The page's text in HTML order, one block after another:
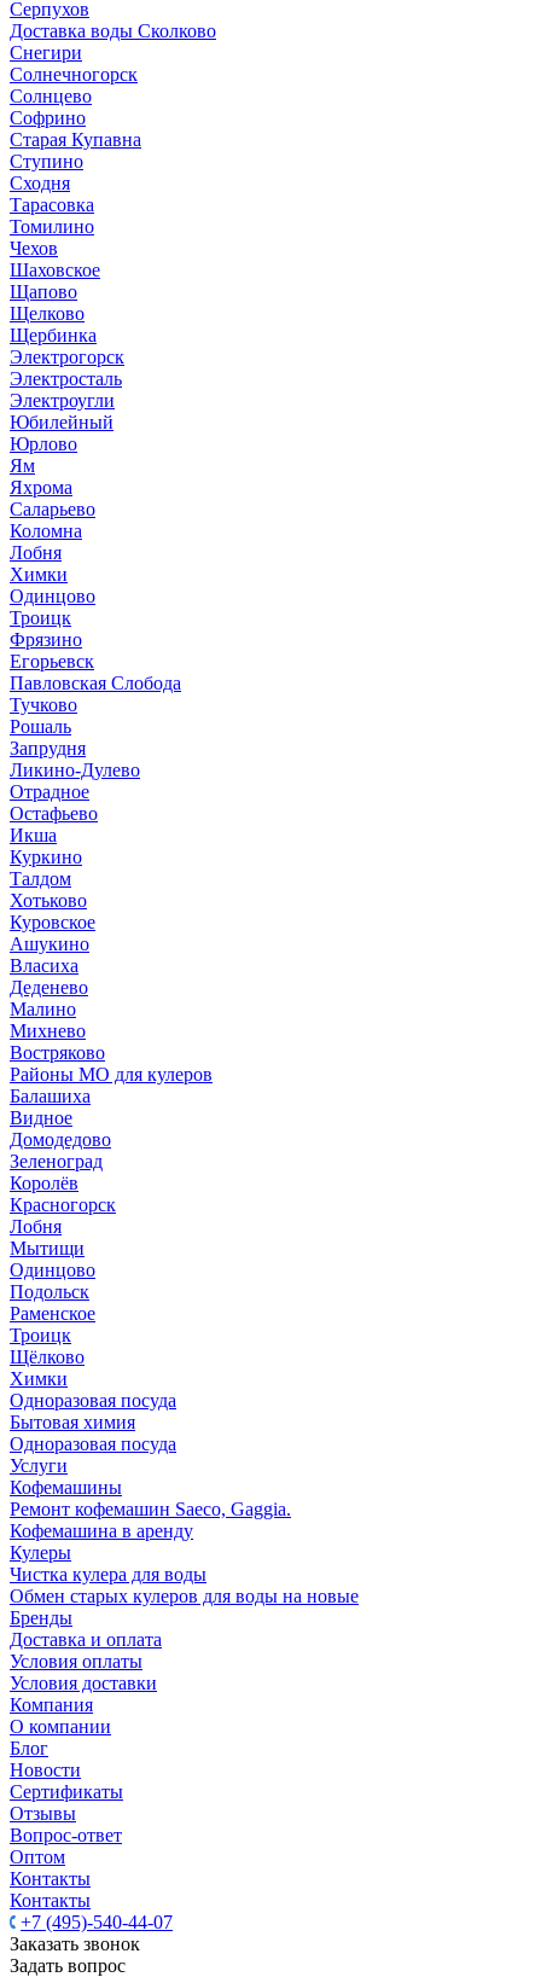
Серпухов
Доставка воды Сколково
Снегири
Солнечногорск
Солнцево
Софрино
Старая Купавна
Ступино
Сходня
Тарасовка
Томилино
Чехов
Шаховское
Щапово
Щелково
Щербинка
Электрогорск
Электросталь
Электроугли
Юбилейный
Юрлово
Ям
Яхрома
Саларьево
Коломна
Лобня
Химки
Одинцово
Троицк
Фрязино
Егорьевск
Павловская Слобода
Тучково
Рошаль
Запрудня
Ликино-Дулево
Отрадное
Остафьево
Икша
Куркино
Талдом
Хотьково
Куровское
Ашукино
Власиха
Деденево
Малино
Михнево
Востряково
Районы МО для кулеров
Балашиха
Видное
Домодедово
Зеленоград
Королёв
Красногорск
Лобня
Мытищи
Одинцово
Подольск
Раменское
Троицк
Щёлково
Химки
Одноразовая посуда
Бытовая химия
Одноразовая посуда
Услуги
Кофемашины
Ремонт кофемашин Saeco, Gaggia.
Кофемашина в аренду
Кулеры
Чистка кулера для воды
Обмен старых кулеров для воды на новые
Бренды
Доставка и оплата
Условия оплаты
Условия доставки
Компания
О компании
Блог
Новости
Сертификаты
Отзывы
Вопрос-ответ
Оптом
Контакты
Контакты
+7 (495)-540-44-07
Заказать звонок
Задать вопрос